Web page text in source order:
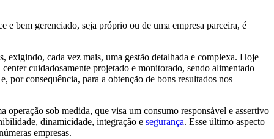
e bem gerenciado, seja próprio ou de uma empresa parceira, é
exigindo, cada vez mais, uma gestão detalhada e complexa. Hoje
cuidadosamente projetado e monitorado, sendo alimentado
por consequência, para a obtenção de bons resultados nos
operação sob medida, que visa um consumo responsável e assertivo
dinamicidade, integração e segurança. Esse último aspecto
empresas.